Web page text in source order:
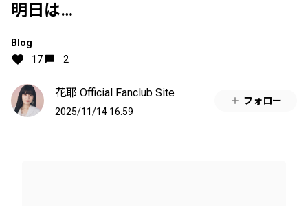
明日は…
Blog
17
2
花耶 Official Fanclub Site
2025/11/14 16:59
フォロー